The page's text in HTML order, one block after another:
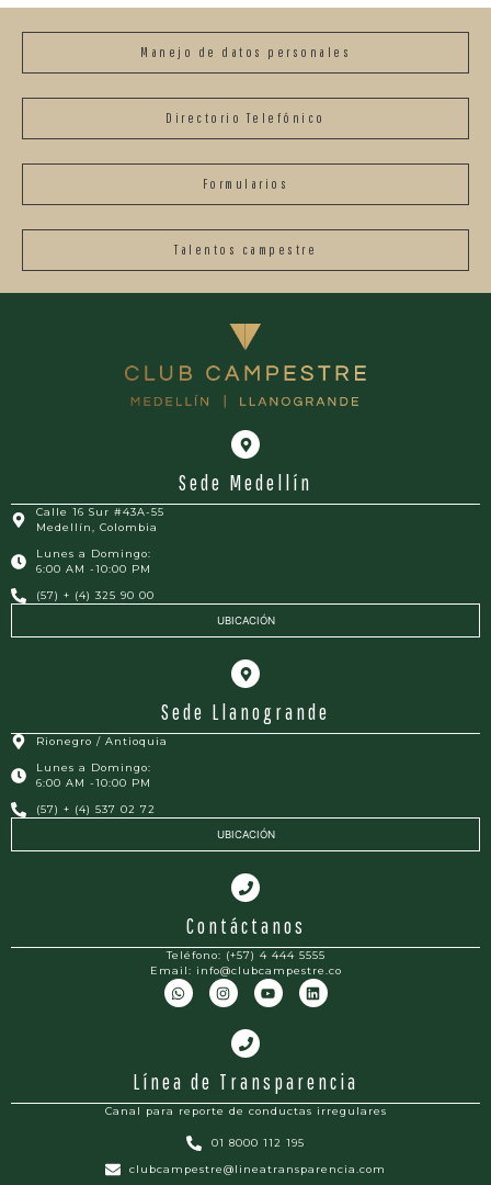
Manejo de datos personales
Directorio Telefónico
Formularios
Talentos campestre
Sede Medellín
Calle 16 Sur #43A-55
Medellín, Colombia
Lunes a Domingo:
6:00 AM -10:00 PM
(57) + (4) 325 90 00
UBICACIÓN
Sede Llanogrande
Rionegro / Antioquia
Lunes a Domingo:
6:00 AM -10:00 PM
(57) + (4) 537 02 72
UBICACIÓN
Contáctanos
Teléfono: (+57) 4 444 5555
Email: info@clubcampestre.co
Línea de Transparencia
Canal para reporte de conductas irregulares
01 8000 112 195
clubcampestre@lineatransparencia.com